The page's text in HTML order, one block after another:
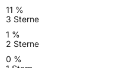
11 %
3 Sterne
1 %
2 Sterne
0 %